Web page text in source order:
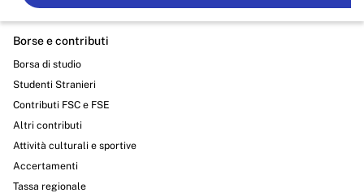
Borse e contributi
Borsa di studio
Studenti Stranieri
Contributi FSC e FSE
Altri contributi
Attività culturali e sportive
Accertamenti
Tassa regionale